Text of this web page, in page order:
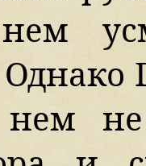
не